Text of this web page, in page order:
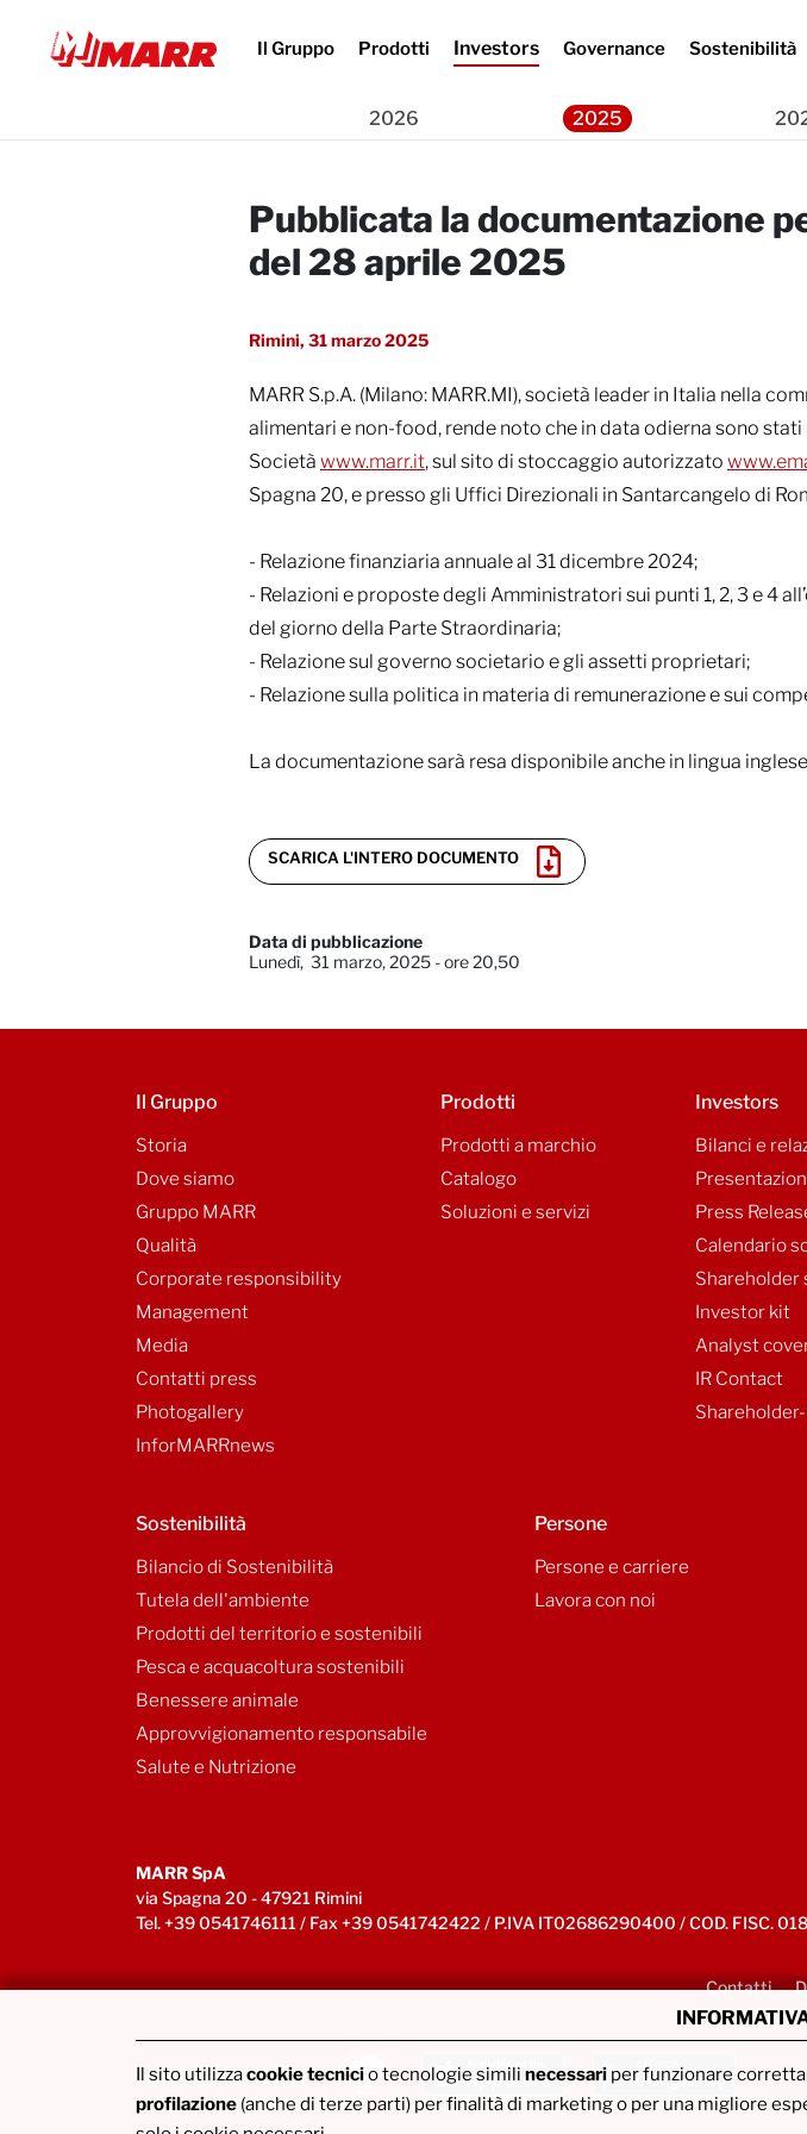
Il sito utilizzacookie tecnicio tecnologie simili necessari per funzionare
profilazione (anche di terze parti) per finalità di marketing o per una migliore
Il Gruppo Prodotti Investors Governance Sostenibilità
- Pubblicata la documentazione per l'Assemblea degli
Press
2026 2025
Pubblicata la documentazione
del 28 aprile 2025
Rimini, 31 marzo 2025
MARR S.p.A. (Milano: MARR.MI), società leader in Italia nella
alimentari e non-food, rende noto che in data odierna sono
Società www.marr.it, sul sito di stoccaggio autorizzato
Spagna 20, e presso gli Uffici Direzionali in Santarcangelo di
- Relazione finanziaria annuale al 31 dicembre 2024;
- Relazioni e proposte degli Amministratori sui punti 1, 2, 3 e 4
del giorno della Parte Straordinaria;
- Relazione sul governo societario e gli assetti proprietari;
- Relazione sulla politica in materia di remunerazione e sui
La documentazione sarà resa disponibile anche in lingua
SCARICA L'INTERO DOCUMENTO
Data di pubblicazione
Lunedì, 31 marzo, 2025 - ore 20,50
Il Gruppo
Storia
Dove siamo
Gruppo MARR
Qualità
Corporate responsibility
Management
Media
Contatti press
Photogallery
InforMARRnews
Prodotti
Prodotti a marchio
Catalogo
Soluzioni e servizi
Investors
Bilanci e
Press
Calendario
Shareholder
Investor kit
Analyst
IR Contact
Sostenibilità
Bilancio di Sostenibilità
Tutela dell'ambiente
Prodotti del territorio e sostenibili
Pesca e acquacoltura sostenibili
Benessere animale
Approvvigionamento responsabile
Salute e Nutrizione
Persone
Persone e carriere
Lavora con noi
MARR SpA
via Spagna 20 - 47921 Rimini
Tel. +39 0541746111 / Fax +39 0541742422 / P.IVA IT02686290400 / COD. FISC.
Contatti
Scarica l’app myMARR